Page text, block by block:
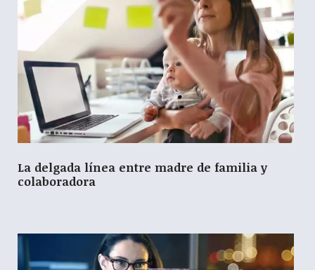
La delgada línea entre madre de familia y
colaboradora